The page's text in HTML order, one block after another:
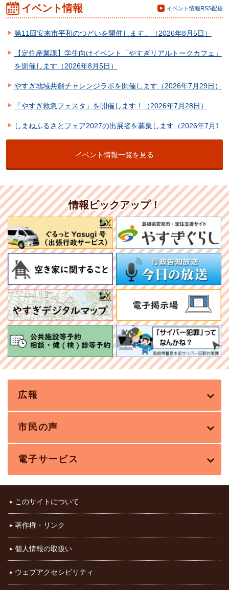
カメムシ類防除支援事業について（2026年7月27日）
【定住産業課】出会いの場づくり事業にかかる委託事業者選定プ
【財政課】安来市公の施設指定管理者の募集について掲載しまし
イベント情報 イベント情報RSS配信
第11回安来市平和のつどいを開催します。（2026年8月5日）
【定住産業課】学生向けイベント「やすぎリアルトークカフェ」
を開催します（2026年8月5日）
やすぎ地域共創チャレンジラボを開催します（2026年7月29日）
「やすぎ救急フェスタ」を開催します！（2026年7月28日）
しまねふるさとフェア2027の出展者を募集します（2026年7月1
日）
「仕事も人生も充実！もっとわたしを楽しむセミナー」を開催し
ます（2026年6月5日）
宝くじ文化公演「EBIKEN THE ENTERTAINMENT」の開催につ
いて（2026年5月18日）
布部小水力発電所運転開始見学会を開催します（2026年5月13
日）
イベント情報一覧を見る
情報ピックアップ！
広報
市民の声
電子サービス
このサイトについて
著作権・リンク
個人情報の取扱い
ウェブアクセシビリティ